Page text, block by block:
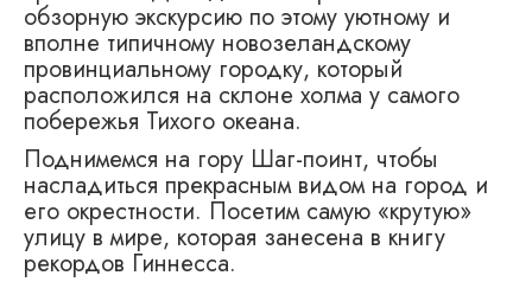
обзорную экскурсию по этому уютному и
вполне типичному новозеландскому
провинциальному городку, который
расположился на склоне холма у самого
побережья Тихого океана.
Поднимемся на гору Шаг-поинт, чтобы
насладиться прекрасным видом на город и
его окрестности. Посетим самую «крутую»
улицу в мире, которая занесена в книгу
рекордов Гиннесса.